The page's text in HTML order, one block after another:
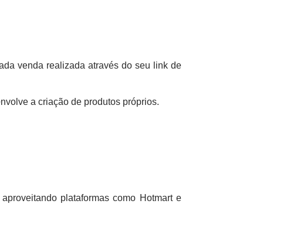
venda realizada através do seu link de
a criação de produtos próprios.
plataformas como Hotmart e